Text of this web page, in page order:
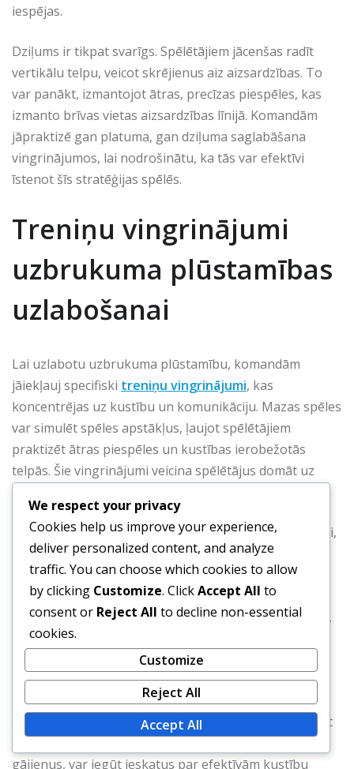
iespējas.
Dziļums ir tikpat svarīgs. Spēlētājiem jācenšas radīt
vertikālu telpu, veicot skrējienus aiz aizsardzības. To
var panākt, izmantojot ātras, precīzas piespēles, kas
izmanto brīvas vietas aizsardzības līnijā. Komandām
jāpraktizē gan platuma, gan dziļuma saglabāšana
vingrinājumos, lai nodrošinātu, ka tās var efektīvi
īstenot šīs stratēģijas spēlēs.
Treniņu vingrinājumi
uzbrukuma plūstamības
uzlabošanai
Lai uzlabotu uzbrukuma plūstamību, komandām
jāiekļauj specifiski treniņu vingrinājumi, kas
koncentrējas uz kustību un komunikāciju. Mazas spēles
var simulēt spēles apstākļus, ļaujot spēlētājiem
praktizēt ātras piespēles un kustības ierobežotās
telpās. Šie vingrinājumi veicina spēlētājus domāt uz
Vēl viens efektīvs vingrinājums ietver pozicionālo spēli,
kur spēlētājiem jāuztur sava formācija, strādājot, lai
izjauktu aizsardzības izkārtojumu. Tas palīdz
nostiprināt platuma un dziļuma saglabāšanas nozīmi,
vienlaikus veicinot plūstošu kustību starp spēlētājiem.
Treneriem jāuzsver nepieciešamība pēc pastāvīgas
komunikācijas šajos vingrinājumos, lai veicinātu
komandas darbu.
Regulāra spēļu video analīze var arī palīdzēt identificēt
gājienus, var iegūt ieskatus par efektīvām kustību
We respect your privacy
Cookies help us improve your experience,
deliver personalized content, and analyze
traffic. You can choose which cookies to allow
by clicking Customize. ClickAccept All to
consent or Reject All to decline non-essential
cookies.
Customize
Reject All
Accept All